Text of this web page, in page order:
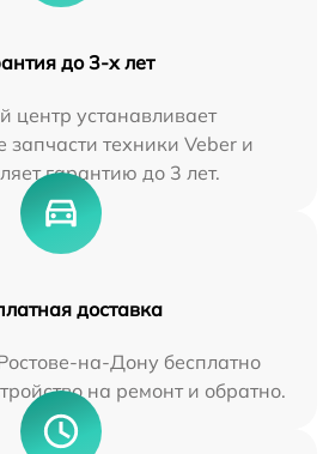
до 3-х лет
центр устанавливает
запчасти техники Veber и
гарантию до 3 лет.
доставка
на-Дону бесплатно
на ремонт и обратно.